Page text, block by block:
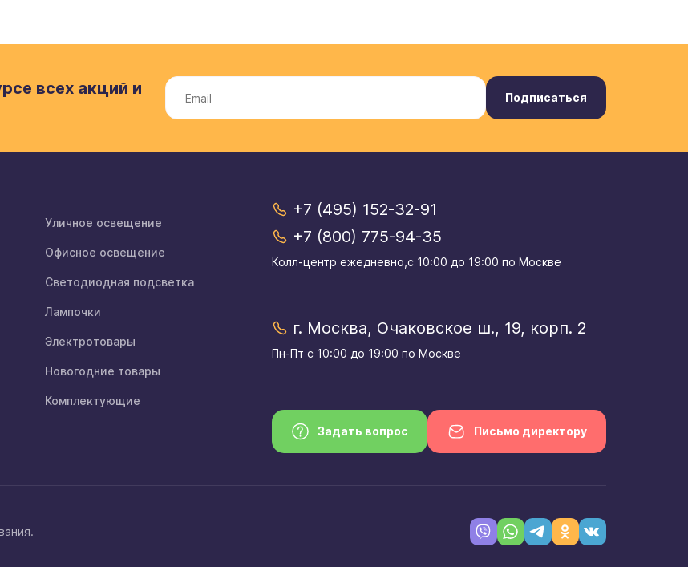
всех акций и
Подписаться
Уличное освещение
Офисное освещение
Светодиодная подсветка
Лампочки
Электротовары
Новогодние товары
Комплектующие
+7 (495) 152-32-91
+7 (800) 775-94-35
Колл-центр eжедневно,с 10:00 до 19:00 по Москве
г. Москва, Очаковское ш., 19, корп. 2
Пн-Пт с 10:00 до 19:00 по Москве
Задать вопрос Письмо директору